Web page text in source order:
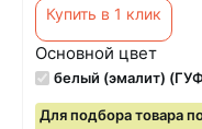
Купить в 1 клик
Основной цвет
белый (эмалит)
Для подбора товара